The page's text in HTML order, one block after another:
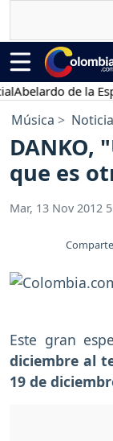
de la
Música
DANKO,
que es
Mar, 13 Nov 2012
Este gran
diciembre al
19 de